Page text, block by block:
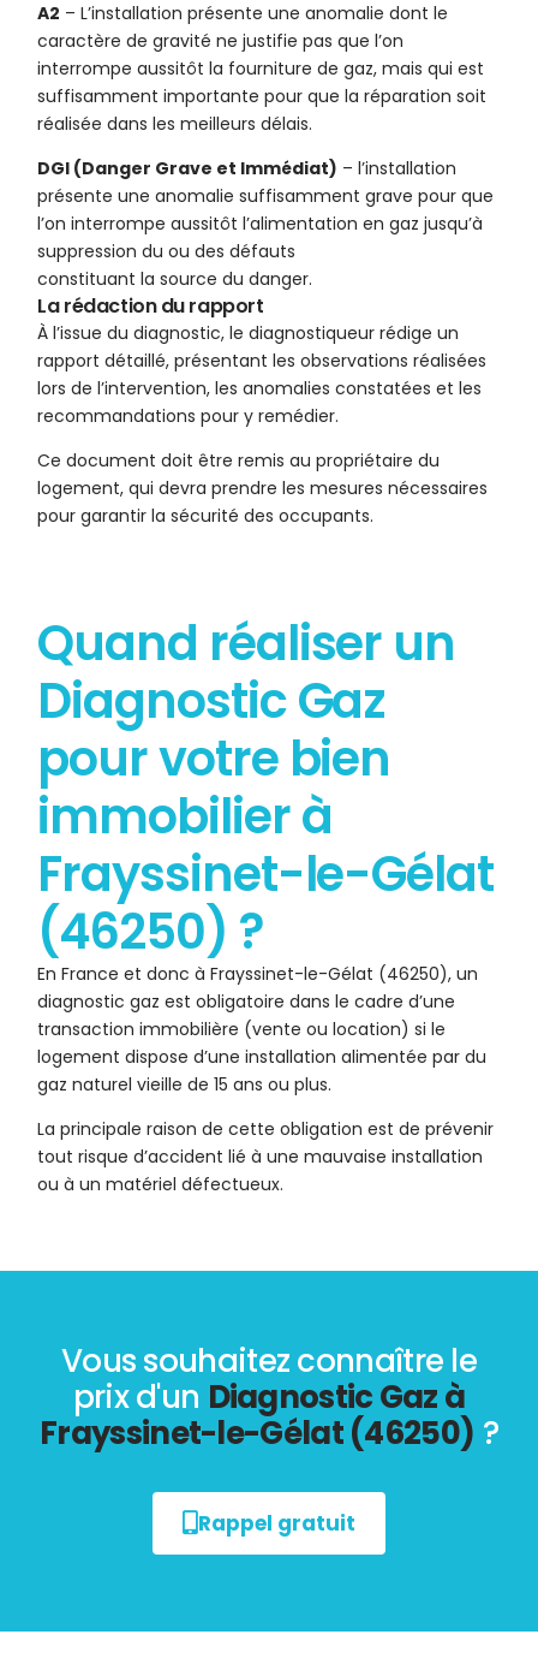
A2 – L’installation présente une anomalie dont le
caractère de gravité ne justifie pas que l’on
interrompe aussitôt la fourniture de gaz, mais qui est
suffisamment importante pour que la réparation soit
réalisée dans les meilleurs délais.
DGI (Danger Grave et Immédiat) – l’installation
présente une anomalie suffisamment grave pour que
l’on interrompe aussitôt l’alimentation en gaz jusqu’à
suppression du ou des défauts
constituant la source du danger.
La rédaction du rapport
À l’issue du diagnostic, le diagnostiqueur rédige un
rapport détaillé, présentant les observations réalisées
lors de l’intervention, les anomalies constatées et les
recommandations pour y remédier.
Ce document doit être remis au propriétaire du
logement, qui devra prendre les mesures nécessaires
pour garantir la sécurité des occupants.
Quand réaliser un
Diagnostic Gaz
pour votre bien
immobilier à
Frayssinet-le-Gélat
(46250) ?
En France et donc à Frayssinet-le-Gélat (46250), un
diagnostic gaz est obligatoire dans le cadre d’une
transaction immobilière (vente ou location) si le
logement dispose d’une installation alimentée par du
gaz naturel vieille de 15 ans ou plus.
La principale raison de cette obligation est de prévenir
tout risque d’accident lié à une mauvaise installation
ou à un matériel défectueux.
Vous souhaitez connaître le
prix d'un Diagnostic Gaz à
Frayssinet-le-Gélat (46250) ?
Rappel gratuit